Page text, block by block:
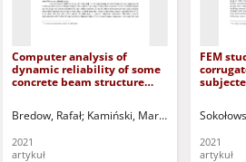
Falkowicz, Katarzyna Jurczak, Paweł - red.
Computer analysis of
dynamic reliability of some
concrete beam structure
Bredow, Rafał Kamiński, Marcin Jurczak,
2021
artykuł
FEM
2021
artykuł